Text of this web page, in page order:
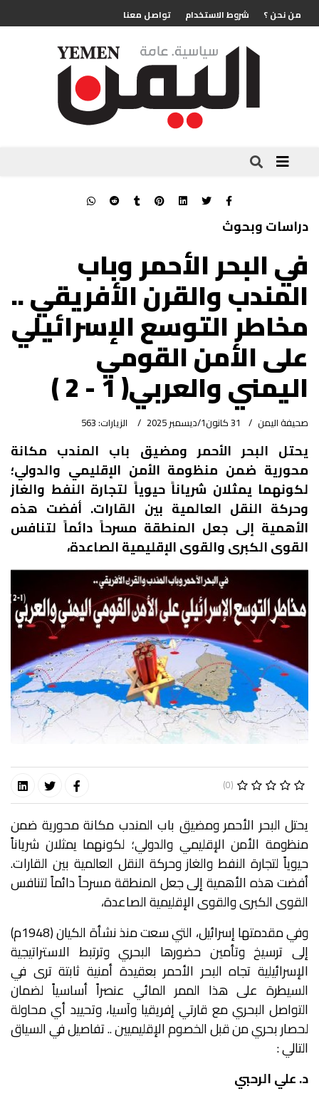
من نحن ؟ شروط الاستخدام تواصل معنا
دراسات وبحوث
في البحر الأحمر وباب
المندب والقرن الأفريقي ..
مخاطر التوسع الإسرائيلي
على الأمن القومي
اليمني والعربي( 1 - 2 )
صحيفة اليمن 31 كانون1/ديسمبر 2025 الزيارات: 563
يحتل البحر الأحمر ومضيق باب المندب مكانة
محورية ضمن منظومة الأمن الإقليمي والدولي؛
لكونهما يمثلان شرياناً حيوياً لتجارة النفط والغاز
وحركة النقل العالمية بين القارات. أفضت هذه
الأهمية إلى جعل المنطقة مسرحاً دائماً لتنافس
القوى الكبرى والقوى الإقليمية الصاعدة،
(0)
يحتل البحر الأحمر ومضيق باب المندب مكانة محورية ضمن
منظومة الأمن الإقليمي والدولي؛ لكونهما يمثلان شرياناً
حيوياً لتجارة النفط والغاز وحركة النقل العالمية بين القارات.
أفضت هذه الأهمية إلى جعل المنطقة مسرحاً دائماً لتنافس
القوى الكبرى والقوى الإقليمية الصاعدة،
وفي مقدمتها إسرائيل، التي سعت منذ نشأة الكيان (1948م)
إلى ترسيخ وتأمين حضورها البحري وترتبط الاستراتيجية
الإسرائيلية تجاه البحر الأحمر بعقيدة أمنية ثابتة ترى في
السيطرة على هذا الممر المائي عنصراً أساسياً لضمان
التواصل البحري مع قارتي إفريقيا وآسيا، وتحييد أي محاولة
لحصار بحري من قبل الخصوم الإقليميين .. تفاصيل في السياق
التالي :
د. علي الرحبي